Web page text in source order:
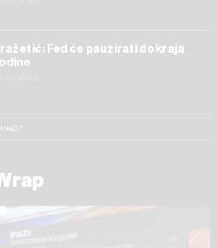
Fed će pauzirati do kraja